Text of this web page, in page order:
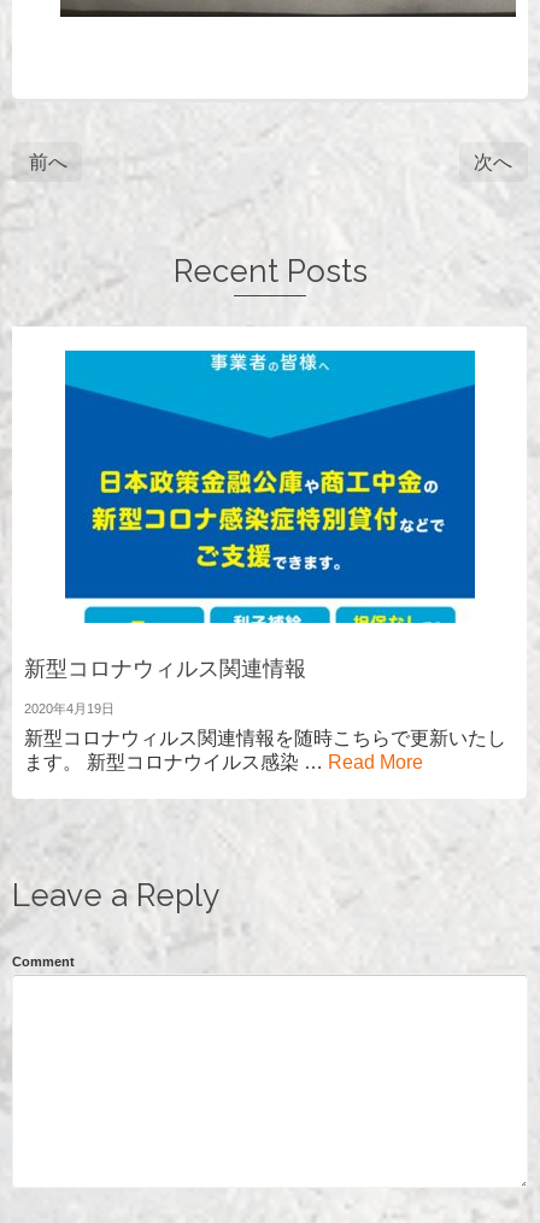
前へ 次へ
Recent Posts
新型コロナウィルス関連情報
2020年4月19日
新型コロナウィルス関連情報を随時こちらで更新いたし
ます。 新型コロナウイルス感染 … Read More
Leave a Reply
Comment